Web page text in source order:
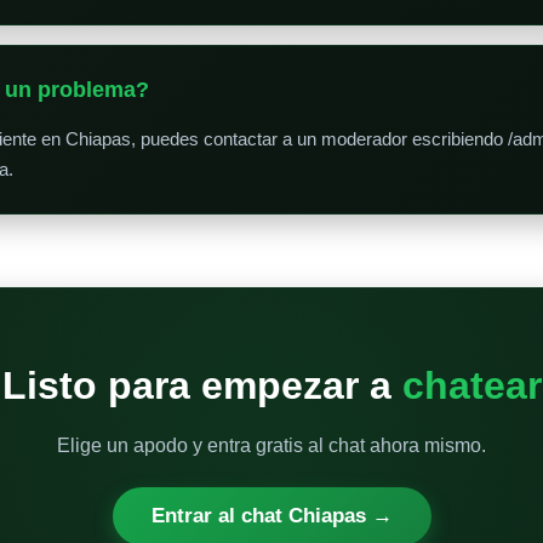
problema?
en Chiapas, puedes contactar a un moderador escribiendo /
para empezar a chatear
Elige un apodo y entra gratis al chat ahora mismo.
Entrar al chat Chiapas →